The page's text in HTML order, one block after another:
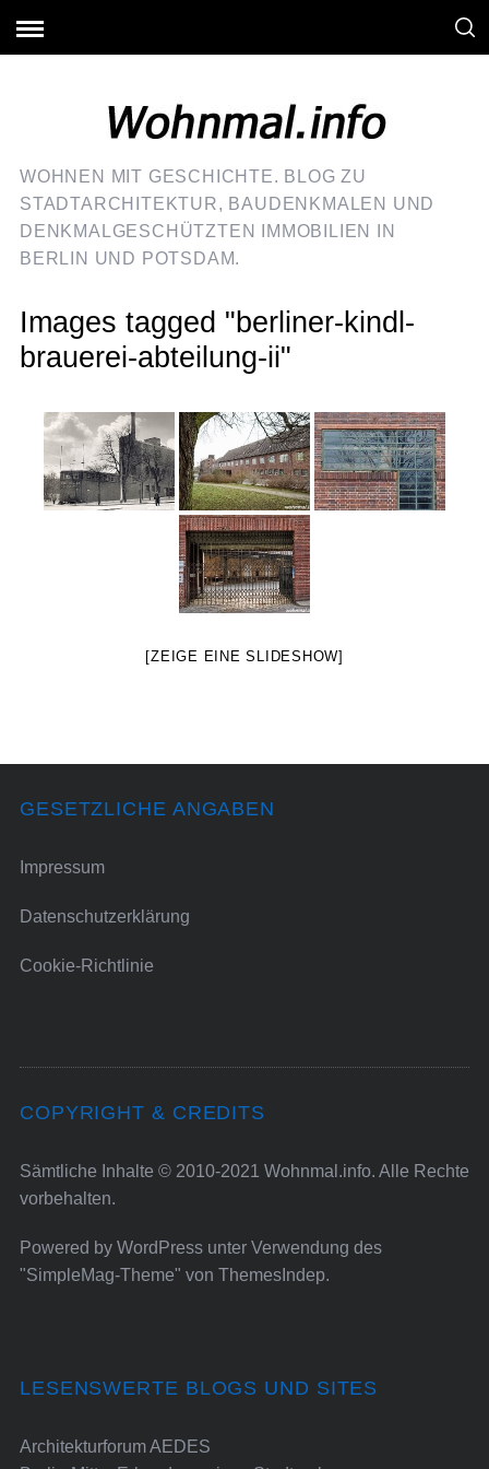
WOHNEN MIT GESCHICHTE. BLOG ZU
STADTARCHITEKTUR, BAUDENKMALEN UND
DENKMALGESCHÜTZTEN IMMOBILIEN IN
BERLIN UND POTSDAM.
Images tagged "berliner-kindl-
brauerei-abteilung-ii"
[ZEIGE EINE SLIDESHOW]
GESETZLICHE ANGABEN
Impressum
Datenschutzerklärung
Cookie-Richtlinie
COPYRIGHT & CREDITS
Sämtliche Inhalte © 2010-2021 Wohnmal.info. Alle Rechte
vorbehalten.
Powered by WordPressunter Verwendung des
"SimpleMag-Theme" von ThemesIndep.
LESENSWERTE BLOGS UND SITES
Architekturforum AEDES